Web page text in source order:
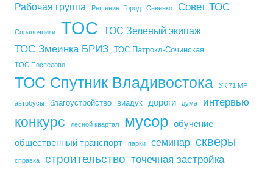
Рабочая группа Решение. Город Савенко Совет ТОС
Справочники ТОС ТОС Зеленый экипаж
ТОС Змеинка БРИЗ ТОС Патрокл-Сочинская
ТОС Поспелово
ТОС Спутник Владивостока УК 71 МР
автобусы благоустройство виадук дороги дума интервью
конкурс лесной квартал мусор обучение
общественный транспорт
парки семинар скверы
справка строительство точечная застройка